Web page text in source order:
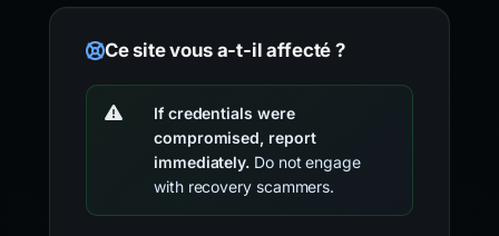
Ce site vous a-t-il affecté ?
If credentials were
compromised, report
immediately. Do not engage
with recovery scammers.